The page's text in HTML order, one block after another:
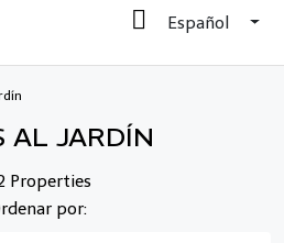
Español
AL JARDÍN
Properties
por: